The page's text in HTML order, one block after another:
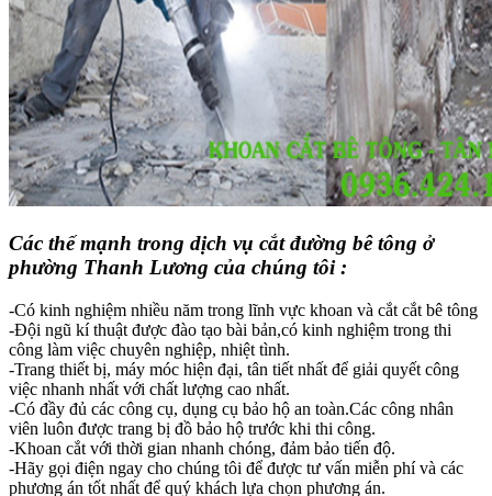
Các thế mạnh trong dịch vụ cắt đường bê tông ở
phường Thanh Lương của chúng tôi :
-Có kinh nghiệm nhiều năm trong lĩnh vực khoan và cắt cắt bê tông
-Đội ngũ kí thuật được đào tạo bài bản,có kinh nghiệm trong thi
công làm việc chuyên nghiệp, nhiệt tình.
-Trang thiết bị, máy móc hiện đại, tân tiết nhất để giải quyết công
việc nhanh nhất với chất lượng cao nhất.
-Có đầy đủ các công cụ, dụng cụ bảo hộ an toàn.Các công nhân
viên luôn được trang bị đồ bảo hộ trước khi thi công.
-Khoan cắt với thời gian nhanh chóng, đảm bảo tiến độ.
-Hãy gọi điện ngay cho chúng tôi để được tư vấn miễn phí và các
phương án tốt nhất để quý khách lựa chọn phương án.